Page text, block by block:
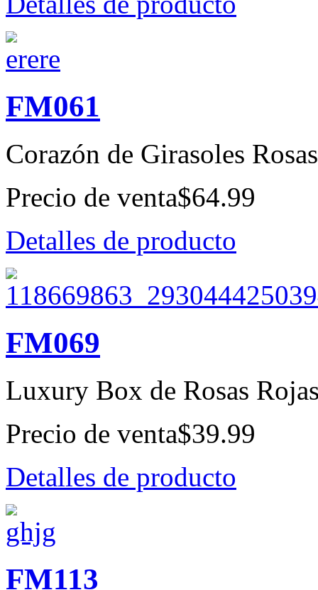
FM061
Corazón de Girasoles
Precio de venta$64.99
Detalles de producto
FM069
Luxury Box de Rosas
Precio de venta$39.99
Detalles de producto
FM113